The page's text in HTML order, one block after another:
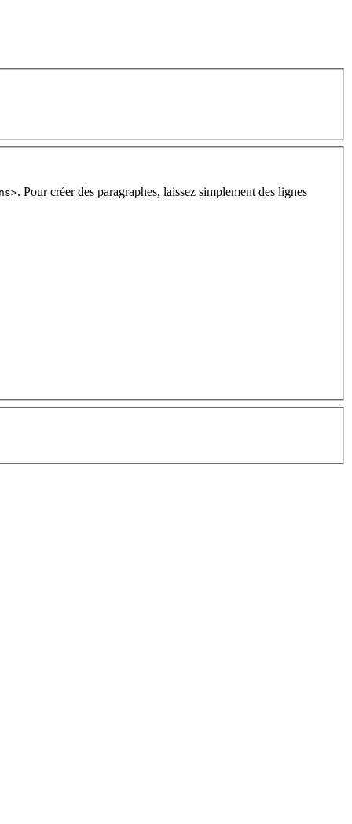
. Pour créer des paragraphes, laissez simplement des lignes